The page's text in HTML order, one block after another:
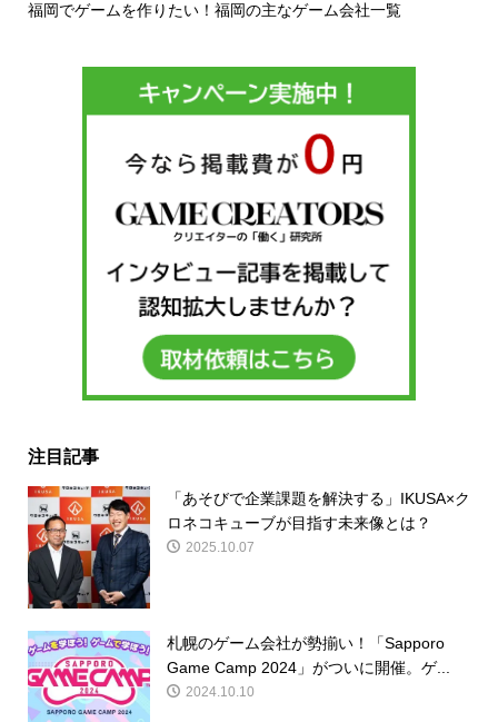
福岡でゲームを作りたい！福岡の主なゲーム会社一覧
注目記事
「あそびで企業課題を解決する」IKUSA×ク
ロネコキューブが目指す未来像とは？
2025.10.07
札幌のゲーム会社が勢揃い！「Sapporo
Game Camp 2024」がついに開催。ゲ...
2024.10.10